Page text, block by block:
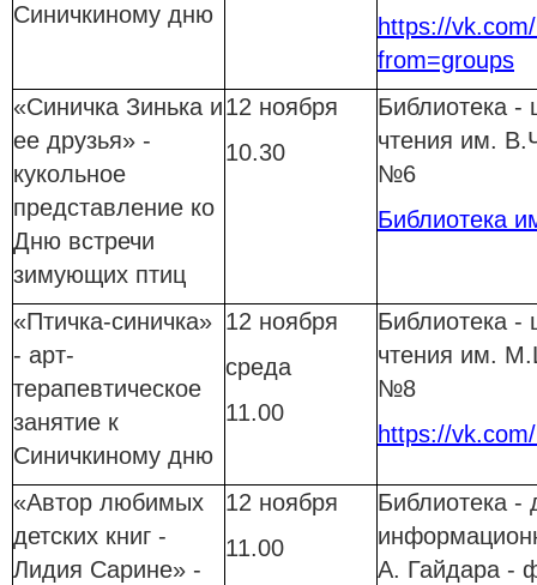
Синичкиному дню
https://
from=groups
«Синичка Зинька и
ее друзья» -
кукольное
представление ко
Дню встречи
зимующих птиц
12 ноября
10.30
Библиотека -
чтения им.
№6
Библиотека
«Птичка-синичка»
- арт-
терапевтическое
занятие к
Синичкиному дню
12 ноября
среда
11.00
Библиотека -
чтения им.
№8
https://
«Автор любимых
детских книг -
Лидия Сарине» -
12 ноября
11.00
Библиотека -
А. Гайдара -